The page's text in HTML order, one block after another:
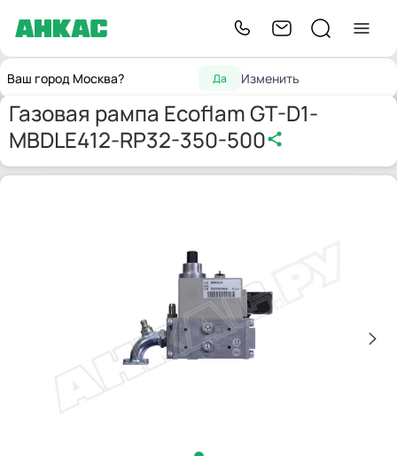
Ваш город Москва? Да Изменить
Главнаярампы
Газовая рампа Ecoflam GT-D1-
MBDLE412-RP32-350-500